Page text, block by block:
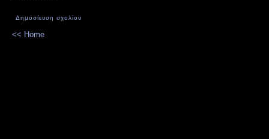
Δημοσίευση σχολίου
<< Home